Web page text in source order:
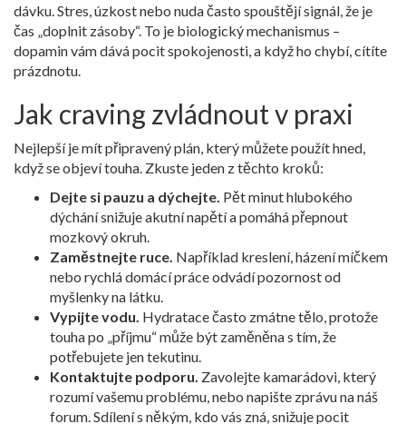
dávku. Stres, úzkost nebo nuda často spouštějí signál, že je
čas „doplnit zásoby“. To je biologický mechanismus –
dopamin vám dává pocit spokojenosti, a když ho chybí, cítíte
prázdnotu.
Jak craving zvládnout v praxi
Nejlepší je mít připravený plán, který můžete použít hned,
když se objeví touha. Zkuste jeden z těchto kroků:
Dejte si pauzu a dýchejte. Pět minut hlubokého
dýchání snižuje akutní napětí a pomáhá přepnout
mozkový okruh.
Zaměstnejte ruce. Například kreslení, házení míčkem
nebo rychlá domácí práce odvádí pozornost od
myšlenky na látku.
Vypijte vodu. Hydratace často zmátne tělo, protože
touha po „příjmu“ může být zaměněna s tím, že
potřebujete jen tekutinu.
Kontaktujte podporu. Zavolejte kamarádovi, který
rozumí vašemu problému, nebo napište zprávu na náš
forum. Sdílení s někým, kdo vás zná, snižuje pocit